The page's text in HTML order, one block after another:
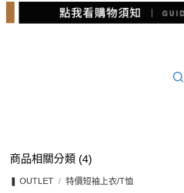
商品相關分類 (4)
❚ OUTLET 特價短袖上衣/T恤